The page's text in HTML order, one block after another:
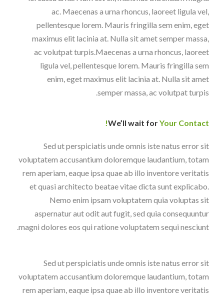
ac. Maecenas a urna rhoncus, laoreet ligula vel,
pellentesque lorem. Mauris fringilla sem enim, eget
maximus elit lacinia at. Nulla sit amet semper massa,
ac volutpat turpis.Maecenas a urna rhoncus, laoreet
ligula vel, pellentesque lorem. Mauris fringilla sem
enim, eget maximus elit lacinia at. Nulla sit amet
semper massa, ac volutpat turpis.
We’ll wait forYour Contact!
Sed ut perspiciatis unde omnis iste natus error sit
voluptatem accusantium doloremque laudantium, totam
rem aperiam, eaque ipsa quae ab illo inventore veritatis
et quasi architecto beatae vitae dicta sunt explicabo.
Nemo enim ipsam voluptatem quia voluptas sit
aspernatur aut odit aut fugit, sed quia consequuntur
magni dolores eos qui ratione voluptatem sequi nesciunt.
Sed ut perspiciatis unde omnis iste natus error sit
voluptatem accusantium doloremque laudantium, totam
rem aperiam, eaque ipsa quae ab illo inventore veritatis